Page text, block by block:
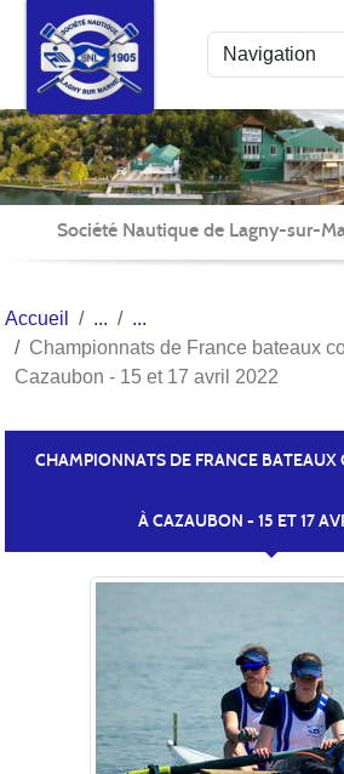
Société Nautique de Lagny-sur-
Accueil
Championnats de France bateaux
Cazaubon - 15 et 17 avril 2022
CHAMPIONNATS DE FRANCE BATEAUX
À CAZAUBON - 15 ET 17
Panneau de gestion des cookies